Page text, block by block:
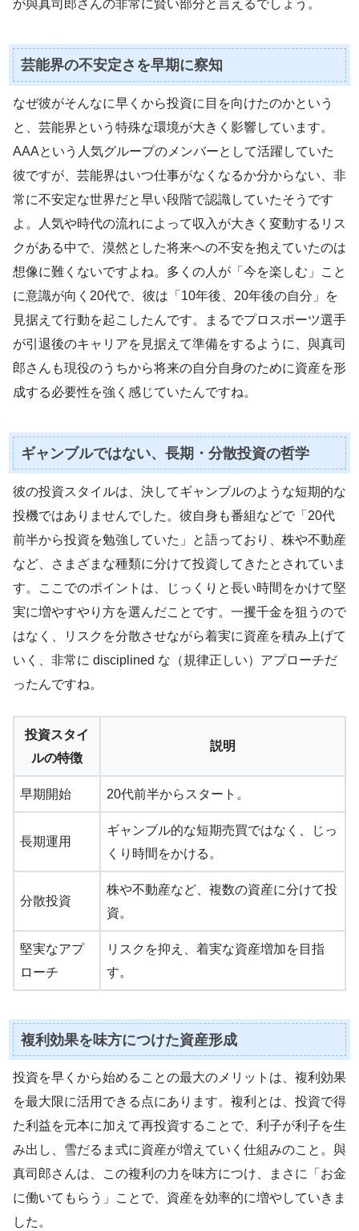
が與真司郎さんの非常に賢い部分と言えるでしょう。
芸能界の不安定さを早期に察知
なぜ彼がそんなに早くから投資に目を向けたのかという
と、芸能界という特殊な環境が大きく影響しています。
AAAという人気グループのメンバーとして活躍していた
彼ですが、芸能界はいつ仕事がなくなるか分からない、非
常に不安定な世界だと早い段階で認識していたそうです
よ。人気や時代の流れによって収入が大きく変動するリス
クがある中で、漠然とした将来への不安を抱えていたのは
想像に難くないですよね。多くの人が「今を楽しむ」こと
に意識が向く20代で、彼は「10年後、20年後の自分」を
見据えて行動を起こしたんです。まるでプロスポーツ選手
が引退後のキャリアを見据えて準備をするように、與真司
郎さんも現役のうちから将来の自分自身のために資産を形
成する必要性を強く感じていたんですね。
ギャンブルではない、長期・分散投資の哲学
彼の投資スタイルは、決してギャンブルのような短期的な
投機ではありませんでした。彼自身も番組などで「20代
前半から投資を勉強していた」と語っており、株や不動産
など、さまざまな種類に分けて投資してきたとされていま
す。ここでのポイントは、じっくりと長い時間をかけて堅
実に増やすやり方を選んだことです。一攫千金を狙うので
はなく、リスクを分散させながら着実に資産を積み上げて
いく、非常に disciplined な（規律正しい）アプローチだ
ったんですね。
投資スタイ
ルの特徴
説明
早期開始 20代前半からスタート。
長期運用
ギャンブル的な短期売買ではなく、じっ
くり時間をかける。
分散投資
株や不動産など、複数の資産に分けて投
資。
堅実なアプ
ローチ
リスクを抑え、着実な資産増加を目指
す。
複利効果を味方につけた資産形成
投資を早くから始めることの最大のメリットは、複利効果
を最大限に活用できる点にあります。複利とは、投資で得
た利益を元本に加えて再投資することで、利子が利子を生
み出し、雪だるま式に資産が増えていく仕組みのこと。與
真司郎さんは、この複利の力を味方につけ、まさに「お金
に働いてもらう」ことで、資産を効率的に増やしていきま
した。